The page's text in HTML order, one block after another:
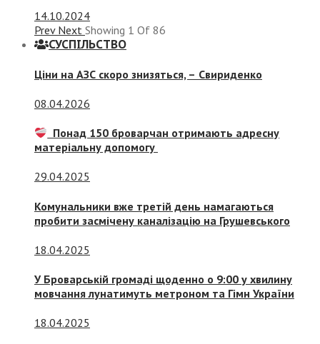
14.10.2024
Prev Next Showing 1 Of 86
СУСПIЛЬСТВО
Ціни на АЗС скоро знизяться, – Свириденко
08.04.2026
Понад 150 броварчан отримають адресну
матеріальну допомогу
29.04.2025
Комунальники вже третій день намагаються
пробити засмічену каналізацію на Грушевського
18.04.2025
У Броварській громаді щоденно о 9:00 у хвилину
мовчання лунатимуть метроном та Гімн України
18.04.2025